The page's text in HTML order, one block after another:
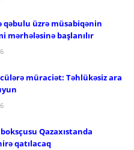
qəbulu üzrə müsabiqənin
mərhələsinə başlanılır
müraciət: Təhlükəsiz ara
Qazaxıstanda
qatılacaq